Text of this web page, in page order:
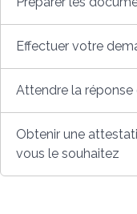
Effectuer votre
Attendre la réponse
Obtenir une
vous le souhaitez